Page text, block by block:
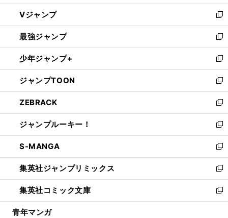
ウ
ィ
ン
ド
ウ
で
開
く
し
い
ウ
ィ
ン
ド
ウ
で
開
く
Vジャンプ
新
し
い
ウ
ィ
ン
ド
ウ
で
開
く
最強ジャンプ
新
し
い
ウ
ィ
ン
ド
ウ
で
開
く
少年ジャンプ+
新
し
い
ウ
ィ
ン
ド
ウ
で
開
く
ジャンプTOON
新
し
い
ウ
ィ
ン
ド
ウ
で
開
く
ZEBRACK
新
し
い
ウ
ィ
ン
ド
ウ
で
開
ジャンプルーキー！
新
し
い
ウ
ィ
ン
ド
ウ
S-MANGA
新
し
い
ウ
ィ
ン
集英社ジャンプリミックス
新
し
い
ウ
集英社コミック文庫
新
し
青年マンガ